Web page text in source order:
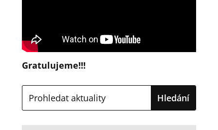
Gratulujeme!!!